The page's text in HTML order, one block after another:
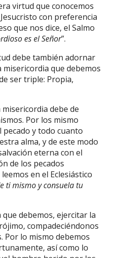
virtud que conocemos
con preferencia
que nos dice, el Salmo
es el Señor”.
debe también adornar
que debemos
ser triple: Propia,
misericordia debe de
Por los mismo
y todo cuanto
alma, y de este modo
eterna con el
de los pecados
en el Eclesiástico
ti mismo y consuela tu
que debemos, ejercitar la
compadeciéndonos
Por lo mismo debemos
así como lo